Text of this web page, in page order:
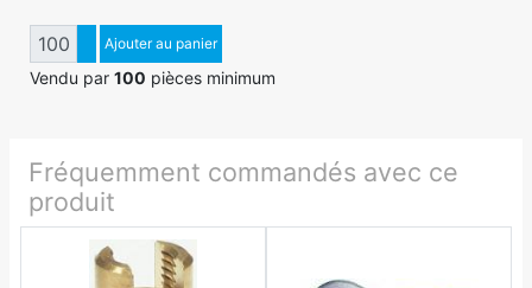
QuantitéAugmenter quantité
Diminuer quantité
Ajouter au panier
Vendu par 100 pièces minimum
Fréquemment commandés avec ce
produit